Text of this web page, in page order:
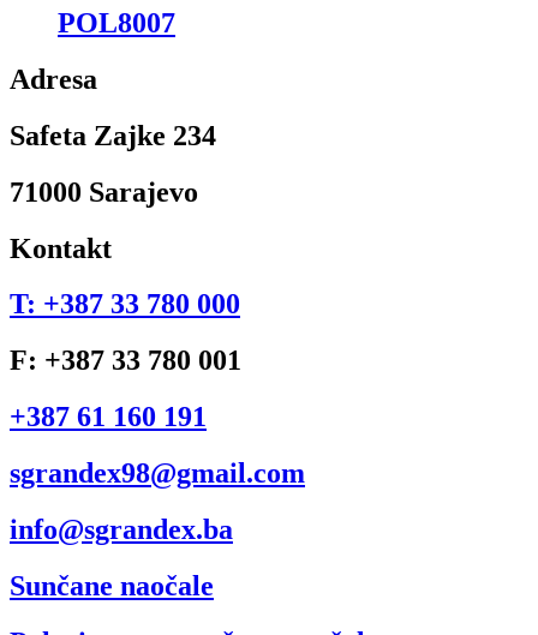
POL8007
Adresa
Safeta Zajke 234
71000 Sarajevo
Kontakt
T: +387 33 780 000
F: +387 33 780 001
+387 61 160 191
sgrandex98@gmail.com
info@sgrandex.ba
Sunčane naočale